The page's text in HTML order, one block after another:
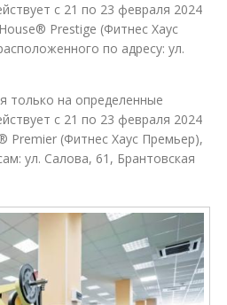
с 21 по 23 февраля 2024
Prestige (Фитнес Хаус
по адресу: ул.
только на определенные
с 21 по 23 февраля 2024
Premier (Фитнес Хаус Премьер),
ул. Салова, 61, Брантовская